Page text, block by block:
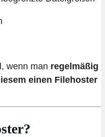
wenn man regelmäßig
einen Filehoster